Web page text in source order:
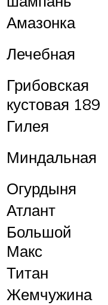
Амазонка
Лечебная
Грибовская
кустовая 189
Гилея
Миндальная
Огурдыня
Атлант
Большой
Макс
Титан
Жемчужина